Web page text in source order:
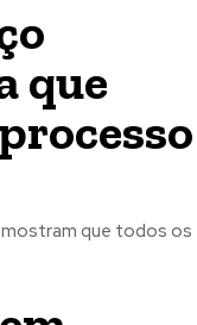
que
mostram que todos os